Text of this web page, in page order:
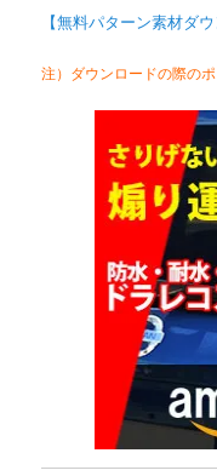
【無料パターン素材ダウ
注）ダウンロードの際の